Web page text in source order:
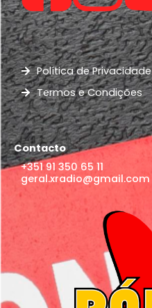
Política de Privacidade
Termos e Condições
Contacto
+351 91 350 65 11
geral.xradio@gmail.com